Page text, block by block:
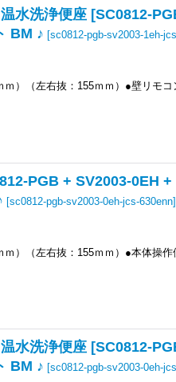
水洗浄便座 [SC0812-
BM ♪ [sc0812-pgb-sv2003-1eh-
ｍ）（左右抜：155ｍｍ）●壁リモ
PGB + SV2003-0EH
[sc0812-pgb-sv2003-0eh-jcs-630enn]
ｍ）（左右抜：155ｍｍ）●本体操
水洗浄便座 [SC0812-
BM ♪ [sc0812-pgb-sv2003-0eh-